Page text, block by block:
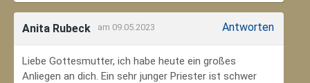
Anita Rubeck am 09.05.2023 Antworten
Liebe Gottesmutter, ich habe heute ein großes
Anliegen an dich. Ein sehr junger Priester ist schwer